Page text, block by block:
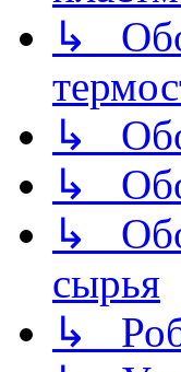
↳
↳
↳
↳
сырья
↳